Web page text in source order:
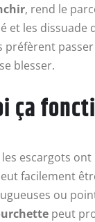
, rend le
et les dissuade
préfèrent
blesser.
ça
escargots
facilement
ou
peut